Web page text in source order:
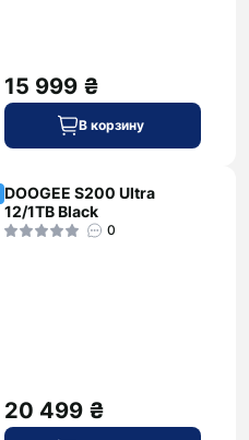
15 999 ₴
В корзину
DOOGEE S200 Ultra
12/1TB Black
0
20 499 ₴